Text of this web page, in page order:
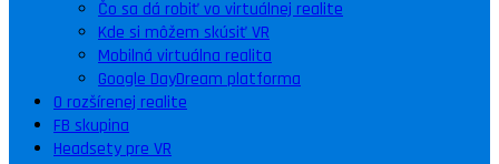
Čo sa dá robiť vo virtuálnej realite
Kde si môžem skúsiť VR
Mobilná virtuálna realita
Google DayDream platforma
O rozšírenej realite
FB skupina
Headsety pre VR